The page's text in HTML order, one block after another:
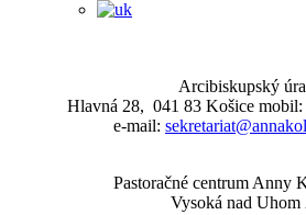
Arcibiskupský
Hlavná 28, 041 83 Košice mobil:
e-mail:
Pastoračné centrum Anny
Vysoká nad Uhom